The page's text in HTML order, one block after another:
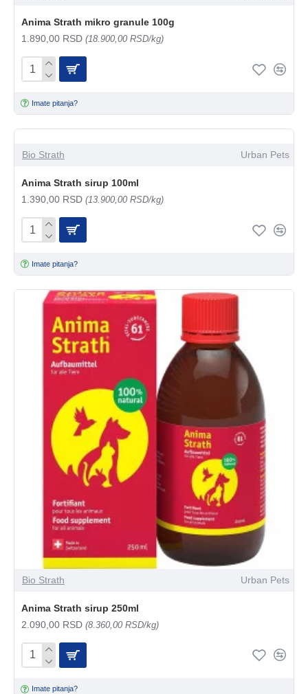
Anima Strath mikro granule 100g
1.890,00 RSD (18.900,00 RSD/kg)
Imate pitanja?
Bio Strath Urban Pets
Anima Strath sirup 100ml
1.390,00 RSD (13.900,00 RSD/kg)
Imate pitanja?
Bio Strath Urban Pets
Anima Strath sirup 250ml
2.090,00 RSD (8.360,00 RSD/kg)
Imate pitanja?